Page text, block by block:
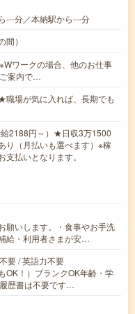
---分／本納駅から---分
間）
ワークの場合、他のお仕事
案内で…
場が気に入れば、長期でも
2188円～）★日収3万1500
り（月払いも選べます）※稼
払いとなります。
願いします。・食事やお手洗
給・利用者さまが安…
要 / 英語力不要
OK！）ブランクOK年齢・学
歴書は不要です…